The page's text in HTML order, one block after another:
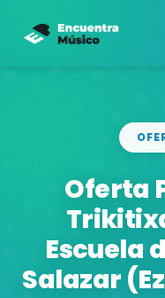
Oferta
Escuela
Salazar